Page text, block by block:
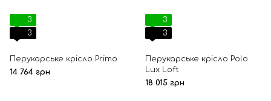
3
3
Перукарське крісло Primo
14 764 грн
3
3
Перукарське крісло Polo
Lux Loft
18 015 грн